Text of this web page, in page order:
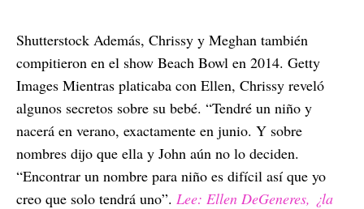
Shutterstock Además, Chrissy y Meghan también
compitieron en el show Beach Bowl en 2014. Getty
Images Mientras platicaba con Ellen, Chrissy reveló
algunos secretos sobre su bebé. “Tendré un niño y
nacerá en verano, exactamente en junio. Y sobre
nombres dijo que ella y John aún no lo deciden.
“Encontrar un nombre para niño es difícil así que yo
creo que solo tendrá uno”. Lee: Ellen DeGeneres, ¿la